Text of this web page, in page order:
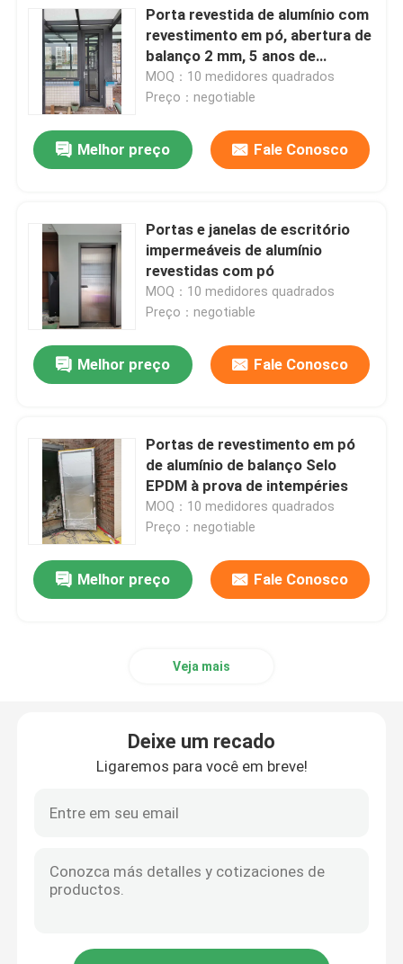
Produtos
vídeos
Porta revestida de alumínio com
revestimento em pó, abertura de
balanço 2 mm, 5 anos de
garantia.
MOQ：10 medidores quadrados
Preço：negotiable
Melhor preço Fale Conosco
Portas e janelas de escritório
impermeáveis de alumínio
revestidas com pó
MOQ：10 medidores quadrados
Preço：negotiable
Melhor preço Fale Conosco
Portas de revestimento em pó
de alumínio de balanço Selo
EPDM à prova de intempéries
MOQ：10 medidores quadrados
Preço：negotiable
Melhor preço Fale Conosco
Veja mais
Deixe um recado
Ligaremos para você em breve!